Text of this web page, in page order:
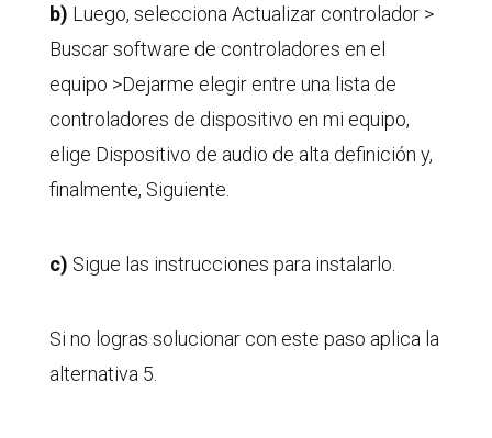
b) Luego, selecciona Actualizar controlador >
Buscar software de controladores en el
equipo >Dejarme elegir entre una lista de
controladores de dispositivo en mi equipo,
elige Dispositivo de audio de alta definición y,
finalmente, Siguiente.
c) Sigue las instrucciones para instalarlo.
Si no logras solucionar con este paso aplica la
alternativa 5.